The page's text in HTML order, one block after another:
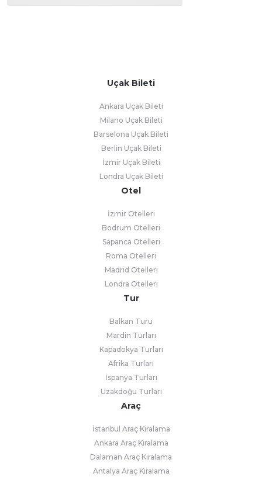
Uçak Bileti
Ankara Uçak Bileti
Milano Uçak Bileti
Barselona Uçak Bileti
Berlin Uçak Bileti
İzmir Uçak Bileti
Londra Uçak Bileti
Otel
İzmir Otelleri
Bodrum Otelleri
Sapanca Otelleri
Roma Otelleri
Madrid Otelleri
Londra Otelleri
Tur
Balkan Turu
Mardin Turları
Kapadokya Turları
Afrika Turları
İspanya Turları
Uzakdoğu Turları
Araç
İstanbul Araç Kiralama
Ankara Araç Kiralama
Dalaman Araç Kiralama
Antalya Araç Kiralama